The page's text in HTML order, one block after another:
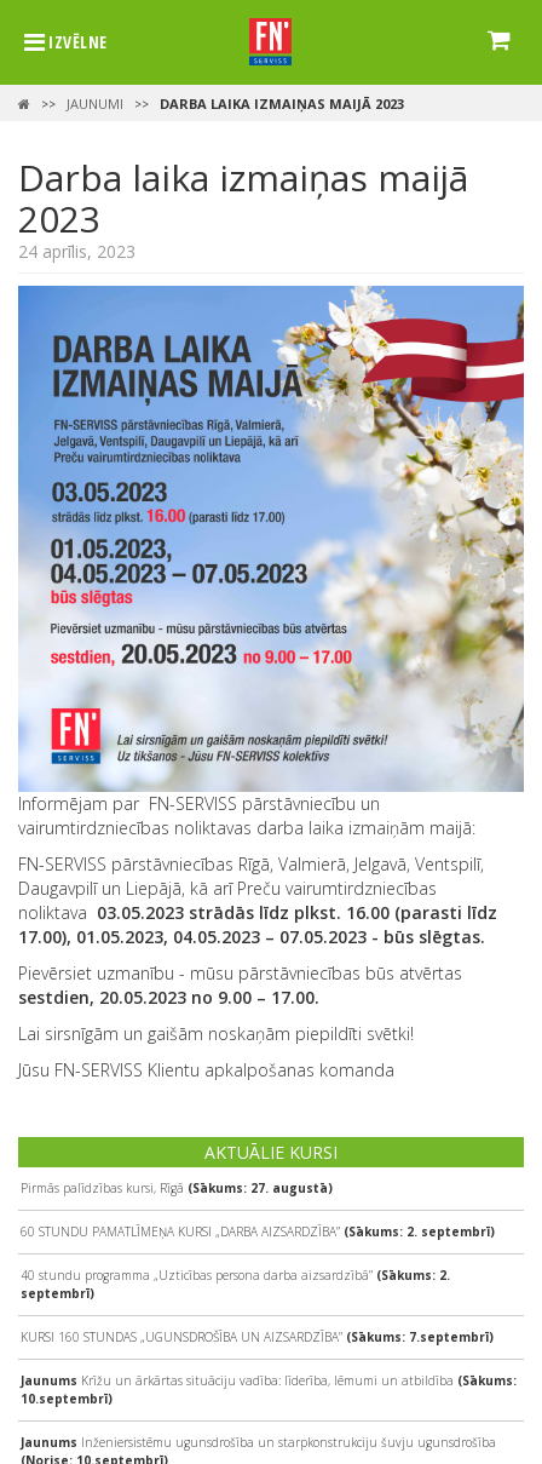
IZVĒLNE
>> JAUNUMI >> DARBA LAIKA IZMAIŅAS MAIJĀ 2023
Darba laika izmaiņas maijā
2023
24 aprīlis, 2023
Informējam par FN-SERVISS pārstāvniecību un
vairumtirdzniecības noliktavas darba laika izmaiņām maijā:
FN-SERVISS pārstāvniecības Rīgā, Valmierā, Jelgavā, Ventspilī,
Daugavpilī un Liepājā, kā arī Preču vairumtirdzniecības
noliktava 03.05.2023 strādās līdz plkst. 16.00 (parasti līdz
17.00), 01.05.2023, 04.05.2023 – 07.05.2023 - būs slēgtas.
Pievērsiet uzmanību - mūsu pārstāvniecības būs atvērtas
sestdien, 20.05.2023 no 9.00 – 17.00.
Lai sirsnīgām un gaišām noskaņām piepildīti svētki!
Jūsu FN-SERVISS Klientu apkalpošanas komanda
AKTUĀLIE KURSI
Pirmās palīdzības kursi, Rīgā (Sākums: 27. augustā)
60 STUNDU PAMATLĪMEŅA KURSI „DARBA AIZSARDZĪBA” (Sākums: 2. septembrī)
40 stundu programma „Uzticības persona darba aizsardzībā” (Sākums: 2.
septembrī)
KURSI 160 STUNDAS „UGUNSDROŠĪBA UN AIZSARDZĪBA” (Sākums: 7.septembrī)
Jaunums Krīžu un ārkārtas situāciju vadība: līderība, lēmumi un atbildība (Sākums:
10.septembrī)
Jaunums Inženiersistēmu ugunsdrošība un starpkonstrukciju šuvju ugunsdrošība
(Norise: 10.septembrī)